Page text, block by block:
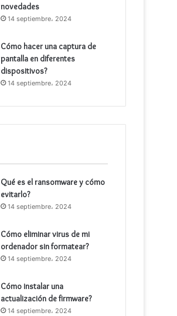
novedades
14 septiembre، 2024
Cómo hacer una captura de
pantalla en diferentes
dispositivos?
14 septiembre، 2024
Qué es el ransomware y cómo
evitarlo?
14 septiembre، 2024
Cómo eliminar virus de mi
ordenador sin formatear?
14 septiembre، 2024
Cómo instalar una
actualización de firmware?
14 septiembre، 2024